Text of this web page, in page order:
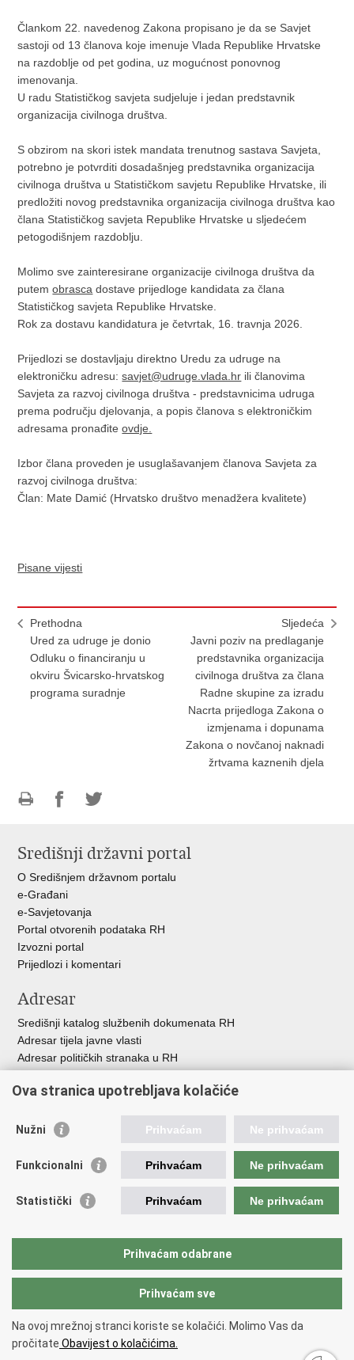
Člankom 22. navedenog Zakona propisano je da se Savjet
sastoji od 13 članova koje imenuje Vlada Republike Hrvatske
na razdoblje od pet godina, uz mogućnost ponovnog
imenovanja.
U radu Statističkog savjeta sudjeluje i jedan predstavnik
organizacija civilnoga društva.
S obzirom na skori istek mandata trenutnog sastava Savjeta,
potrebno je potvrditi dosadašnjeg predstavnika organizacija
civilnoga društva u Statističkom savjetu Republike Hrvatske, ili
predložiti novog predstavnika organizacija civilnoga društva kao
člana Statističkog savjeta Republike Hrvatske u sljedećem
petogodišnjem razdoblju.
Molimo sve zainteresirane organizacije civilnoga društva da
putemobrasca dostave prijedloge kandidata za člana
Statističkog savjeta Republike Hrvatske.
Rok za dostavu kandidatura je četvrtak, 16. travnja 2026.
Prijedlozi se dostavljaju direktno Uredu za udruge na
elektroničku adresu:savjet@udruge.vlada.hr ili članovima
Savjeta za razvoj civilnoga društva - predstavnicima udruga
prema području djelovanja, a popis članova s elektroničkim
adresama pronađiteovdje.
Izbor člana proveden je usuglašavanjem članova Savjeta za
razvoj civilnoga društva:
Član: Mate Damić (Hrvatsko društvo menadžera kvalitete)
Pisane vijesti
Prethodna
Ured za udruge je donio
Odluku o financiranju u
okviru Švicarsko-hrvatskog
programa suradnje
Sljedeća
Javni poziv na predlaganje
predstavnika organizacija
civilnoga društva za člana
Radne skupine za izradu
Nacrta prijedloga Zakona o
izmjenama i dopunama
Zakona o novčanoj naknadi
žrtvama kaznenih djela
FacebookuTwitteru
Središnji državni portal
O Središnjem državnom portalu
e-Građani
e-Savjetovanja
Portal otvorenih podataka RH
Izvozni portal
Prijedlozi i komentari
Adresar
Središnji katalog službenih dokumenata RH
Adresar tijela javne vlasti
Adresar političkih stranaka u RH
Besplatni telefoni javne uprave
Važne poveznice
Vlada Republike Hrvatske
Registar neprofitnih organizacija
Nacionalna zaklada za razvoj civilnoga društva
Copyright © 2026 Ured za udruge.
pristupačnosti
Ova stranica upotrebljava kolačiće
Nužni Prihvaćam Ne prihvaćam
Funkcionalni Prihvaćam Ne prihvaćam
Statistički Prihvaćam Ne prihvaćam
Prihvaćam odabrane
Prihvaćam sve
Na ovoj mrežnoj stranci koriste se kolačići. Molimo Vas da
pročitate Obavijest o kolačićima.